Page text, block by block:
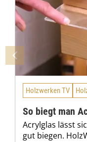
Holzwerken TV
So biegt man
Acrylglas lässt
gut biegen.